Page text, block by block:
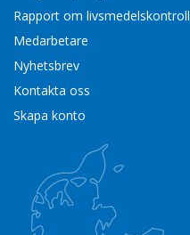
Rapport om livsmedelskontroll
Medarbetare
Nyhetsbrev
Kontakta oss
Skapa konto